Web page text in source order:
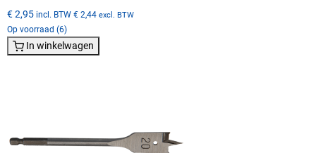
€ 2,95 incl. BTW € 2,44 excl. BTW
Op voorraad (6)
In winkelwagen